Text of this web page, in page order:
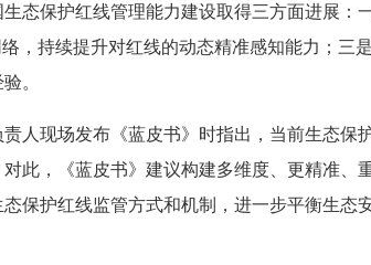
生态保护红线管理能力建设取得三方面进展
，持续提升对红线的动态精准感知能力；三
。
人现场发布《蓝皮书》时指出，当前生态
此，《蓝皮书》建议构建多维度、更精准
保护红线监管方式和机制，进一步平衡生态